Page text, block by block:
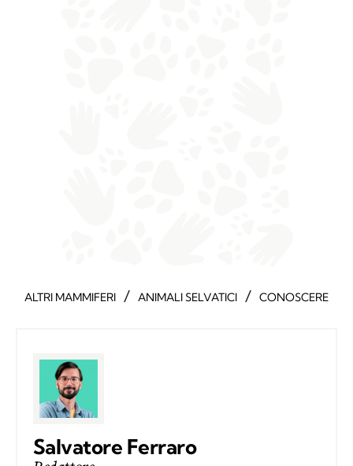
ALTRI MAMMIFERI / ANIMALI SELVATICI / CONOSCERE
Salvatore Ferraro